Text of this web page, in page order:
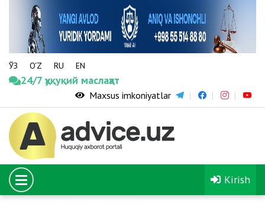
ЎЗ O‘Z RU EN
24/7 ҳуқуқий маслаҳат
Maxsus imkoniyatlar
Kirish